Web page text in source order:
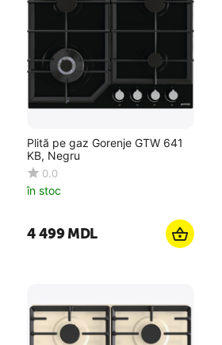
Plită pe gaz Gorenje GTW 641
KB, Negru
0.0
în stoc
4 499MDL